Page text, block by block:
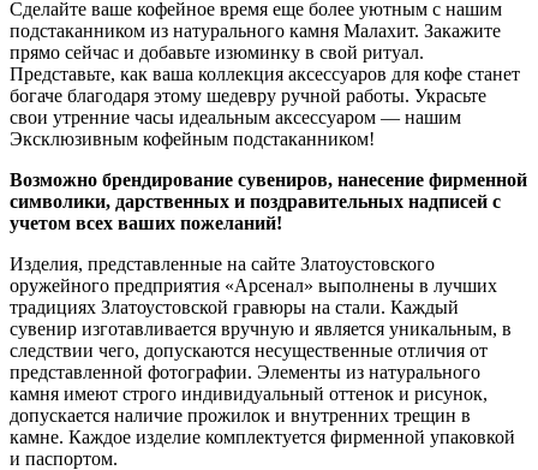
Сделайте ваше кофейное время еще более уютным с нашим
подстаканником из натурального камня Малахит. Закажите
прямо сейчас и добавьте изюминку в свой ритуал.
Представьте, как ваша коллекция аксессуаров для кофе станет
богаче благодаря этому шедевру ручной работы. Украсьте
свои утренние часы идеальным аксессуаром — нашим
Эксклюзивным кофейным подстаканником!
Возможно брендирование сувениров, нанесение фирменной
символики, дарственных и поздравительных надписей с
учетом всех ваших пожеланий!
Изделия, представленные на сайте Златоустовского
оружейного предприятия «Арсенал» выполнены в лучших
традициях Златоустовской гравюры на стали. Каждый
сувенир изготавливается вручную и является уникальным, в
следствии чего, допускаются несущественные отличия от
представленной фотографии. Элементы из натурального
камня имеют строго индивидуальный оттенок и рисунок,
допускается наличие прожилок и внутренних трещин в
камне. Каждое изделие комплектуется фирменной упаковкой
и паспортом.